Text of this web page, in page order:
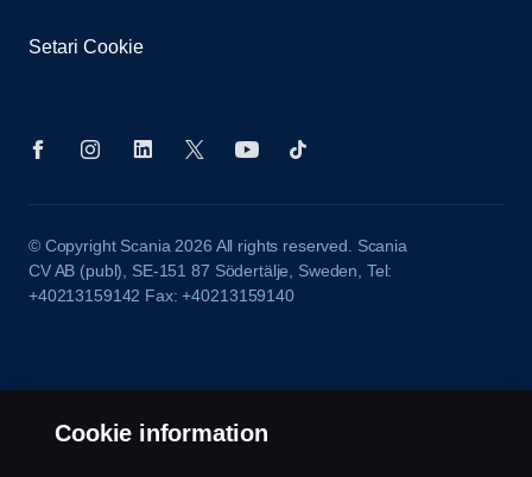
Setari Cookie
© Copyright Scania 2026 All rights reserved. Scania
CV AB (publ), SE-151 87 Södertälje, Sweden, Tel:
+40213159142 Fax: +40213159140
Cookie information